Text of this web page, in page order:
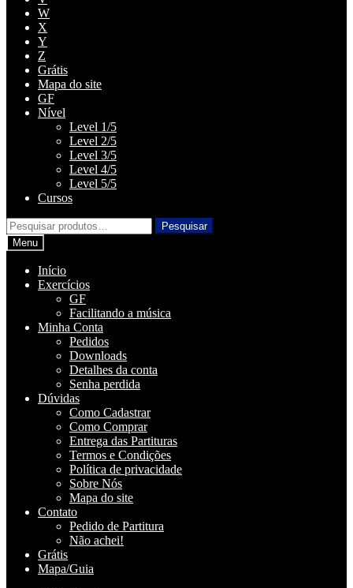
W
X
Y
Z
Grátis
Mapa do site
GF
Nível
Level 1/5
Level 2/5
Level 3/5
Level 4/5
Level 5/5
Cursos
Pesquisar
por:
Pesquisar
Menu
Início
Exercícios
GF
Facilitando a música
Minha Conta
Pedidos
Downloads
Detalhes da conta
Senha perdida
Dúvidas
Como Cadastrar
Como Comprar
Entrega das Partituras
Termos e Condições
Política de privacidade
Sobre Nós
Mapa do site
Contato
Pedido de Partitura
Não achei!
Grátis
Mapa/Guia